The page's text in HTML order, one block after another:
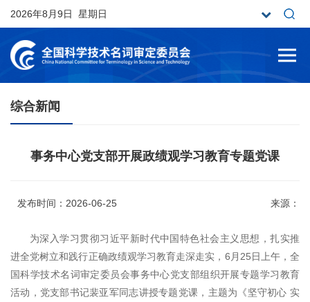
2026年8月9日 星期日
综合新闻
事务中心党支部开展政绩观学习教育专题党课
发布时间：2026-06-25 来源：
为深入学习贯彻习近平新时代中国特色社会主义思想，扎实推
进全党树立和践行正确政绩观学习教育走深走实，6月25日上午，全
国科学技术名词审定委员会事务中心党支部组织开展专题学习教育
活动，党支部书记裴亚军同志讲授专题党课，主题为《坚守初心 实